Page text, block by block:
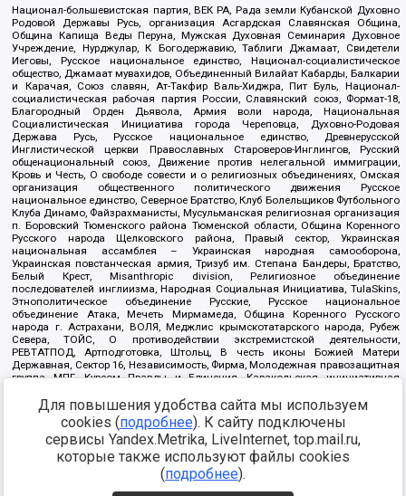
Национал-большевистская партия, ВЕК РА, Рада земли Кубанской Духовно
Родовой Державы Русь, организация Асгардская Славянская Община,
Община Капища Веды Перуна, Мужская Духовная Семинария Духовное
Учреждение, Нурджулар, К Богодержавию, Таблиги Джамаат, Свидетели
Иеговы, Русское национальное единство, Национал-социалистическое
общество, Джамаат мувахидов, Объединенный Вилайат Кабарды, Балкарии
и Карачая, Союз славян, Ат-Такфир Валь-Хиджра, Пит Буль, Национал-
социалистическая рабочая партия России, Славянский союз, Формат-18,
Благородный Орден Дьявола, Армия воли народа, Национальная
Социалистическая Инициатива города Череповца, Духовно-Родовая
Держава Русь, Русское национальное единство, Древнерусской
Инглистической церкви Православных Староверов-Инглингов, Русский
общенациональный союз, Движение против нелегальной иммиграции,
Кровь и Честь, О свободе совести и о религиозных объединениях, Омская
организация общественного политического движения Русское
национальное единство, Северное Братство, Клуб Болельщиков Футбольного
Клуба Динамо, Файзрахманисты, Мусульманская религиозная организация
п. Боровский Тюменского района Тюменской области, Община Коренного
Русского народа Щелковского района, Правый сектор, Украинская
национальная ассамблея – Украинская народная самооборона,
Украинская повстанческая армия, Тризуб им. Степана Бандеры, Братство,
Белый Крест, Misanthropic division, Религиозное объединение
последователей инглиизма, Народная Социальная Инициатива, TulaSkins,
Этнополитическое объединение Русские, Русское национальное
объединение Атака, Мечеть Мирмамеда, Община Коренного Русского
народа г. Астрахани, ВОЛЯ, Меджлис крымскотатарского народа, Рубеж
Севера, ТОЙС, О противодействии экстремистской деятельности,
РЕВТАТПОД, Артподготовка, Штольц, В честь иконы Божией Матери
Державная, Сектор 16, Независимость, Фирма, Молодежная правозащитная
группа МПГ, Курсом Правды и Единения, Каракольская инициативная
Благотворительный пансионат Ак Умут, Русская республика Русь,
Арестантское уголовное единство, Башкорт, Нация и свобода, W.H.С., Фалунь
Дафа, Иртыш Ultras, Русский Патриотический клуб-Новокузнецк/РПК,
Сибирский державный союз, Фонд борьбы с коррупцией, Фонд защиты прав
граждан, Штабы Навального, Совет граждан СССР Прикубанского округа г.
https://minjust.gov.ru/ru/documents/7822/
Для повышения удобства сайта мы используем
cookies (подробнее). К сайту подключены
сервисы Yandex.Metrika, LiveInternet, top.mail.ru,
которые также используют файлы cookies
(подробнее).